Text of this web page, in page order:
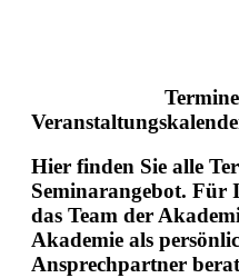
Hier finden Sie alle
Seminarangebot. Für
das Team der
Akademie als
Ansprechpartner